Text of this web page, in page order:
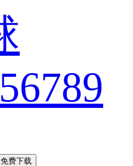
免费下载